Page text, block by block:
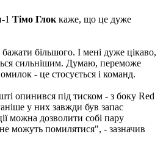
1 Тімо Глоккаже, що це дуже
більшого. І мені дуже цікаво,
сильнішим. Думаю, переможе
- це стосується і команд.
опинився під тиском - з боку Red
у них завжди був запас
можна дозволити собі пару
можуть помилятися", - зазначив